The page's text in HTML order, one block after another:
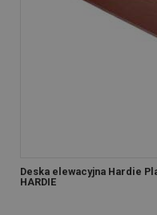
Deska elewacyjna Hardie
HARDIE